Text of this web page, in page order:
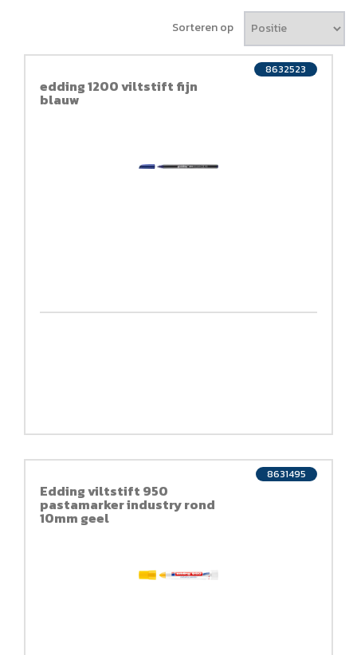
Sorteren op
edding 1200 viltstift fijn
blauw
8632523
Edding viltstift 950
pastamarker industry rond
10mm geel
8631495